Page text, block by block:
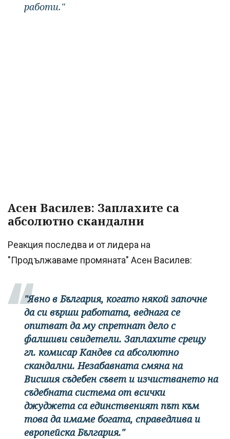
работи."
Асен Василев: Заплахите са
абсолютно скандални
Реакция последва и от лидера на
"Продължаваме промяната" Асен Василев:
"Явно в България, когато някой започне
да си върши работата, веднага се
опитват да му спретнат дело с
фалшиви свидетели. Заплахите срещу
гл. комисар Кандев са абсолютно
скандални. Незабавната смяна на
Висшия съдебен съвет и изчистването на
съдебната система от всички
джуджета са единственият път към
това да имаме богата, справедлива и
европейска България."